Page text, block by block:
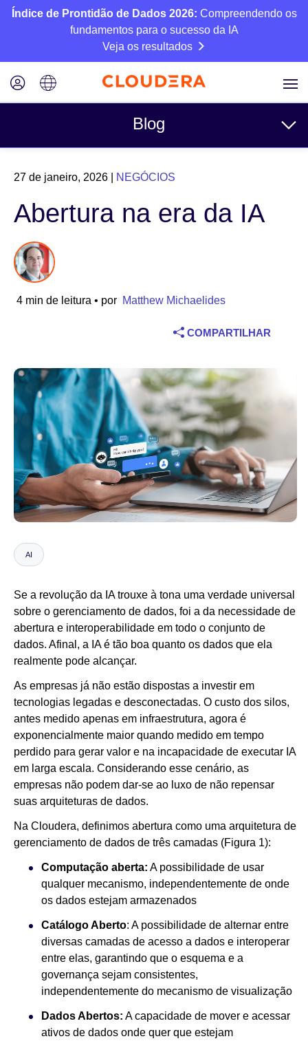
Índice de Prontidão de Dados 2026: Compreendendo os
fundamentos para o sucesso da IA
Veja os resultados
Blog
Tópicos
Negócios
Parceiros
Cultura
Serviços financeiros
Fabricação
Seguros
Telecomunicações
Tecnologia
Setor público
Educação
Notícias
27 de janeiro, 2026 NEGÓCIOS
Abertura na era da IA
4 min de leitura • por Matthew Michaelides
COMPARTILHAR
AI
Se a revolução da IA trouxe à tona uma verdade universal
sobre o gerenciamento de dados, foi a da necessidade de
abertura e interoperabilidade em todo o conjunto de
dados. Afinal, a IA é tão boa quanto os dados que ela
realmente pode alcançar.
As empresas já não estão dispostas a investir em
tecnologias legadas e desconectadas. O custo dos silos,
antes medido apenas em infraestrutura, agora é
exponencialmente maior quando medido em tempo
perdido para gerar valor e na incapacidade de executar IA
em larga escala. Considerando esse cenário, as
empresas não podem dar-se ao luxo de não repensar
suas arquiteturas de dados.
Na Cloudera, definimos abertura como uma arquitetura de
gerenciamento de dados de três camadas (Figura 1):
Computação aberta: A possibilidade de usar
qualquer mecanismo, independentemente de onde
os dados estejam armazenados
Catálogo Aberto: A possibilidade de alternar entre
diversas camadas de acesso a dados e interoperar
entre elas, garantindo que o esquema e a
governança sejam consistentes,
independentemente do mecanismo de visualização
Dados Abertos: A capacidade de mover e acessar
ativos de dados onde quer que estejam